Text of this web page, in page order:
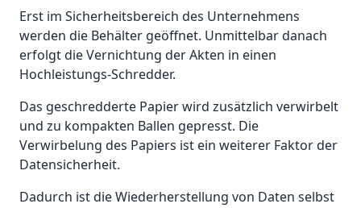
Erst im Sicherheitsbereich des Unternehmens
werden die Behälter geöffnet. Unmittelbar danach
erfolgt die Vernichtung der Akten in einen
Hochleistungs-Schredder.
Das geschredderte Papier wird zusätzlich verwirbelt
und zu kompakten Ballen gepresst. Die
Verwirbelung des Papiers ist ein weiterer Faktor der
Datensicherheit.
Dadurch ist die Wiederherstellung von Daten selbst